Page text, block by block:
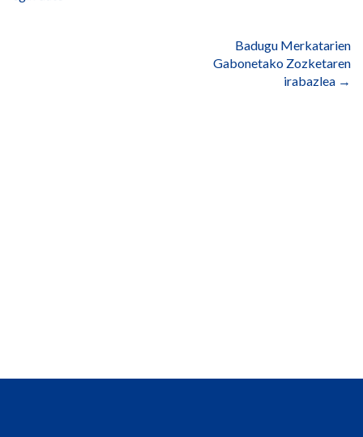
Badugu Merkatarien
Gabonetako Zozketaren
irabazlea →